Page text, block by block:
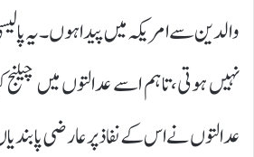
والدین سے امریکہ میں پیدا ہوں۔یہ
نہیں ہوتی، تاہم اسے عدالتوں میں چیلنج
عدالتوں نے اس کے نفاذ پر عارضی